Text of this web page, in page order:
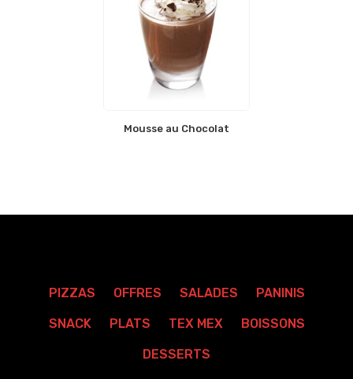
Mousse au Chocolat
PIZZAS OFFRES SALADES PANINIS
SNACK PLATS TEX MEX BOISSONS
DESSERTS